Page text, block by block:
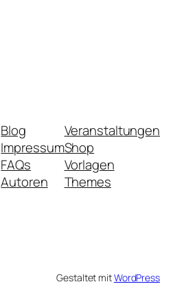
Blog
Impressum
FAQs
Autoren
Veranstaltungen
Shop
Vorlagen
Themes
Gestaltet mitWordPress